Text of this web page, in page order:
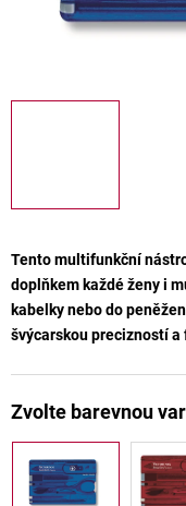
Tento multifunkční
doplňkem každé ženy i
kabelky nebo do
švýcarskou precizností a